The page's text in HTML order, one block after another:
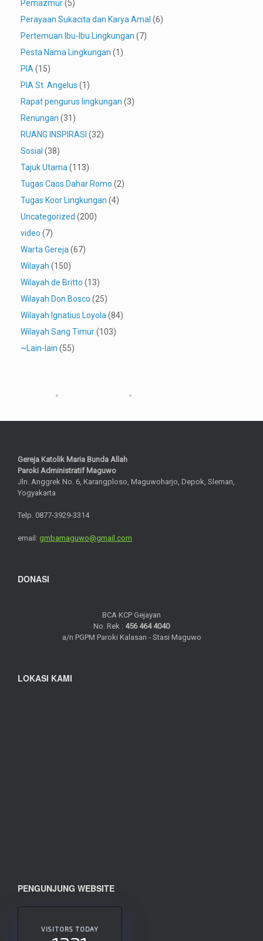
Pemazmur(5)
Perayaan Sukacita dan Karya Amal (6)
Pertemuan Ibu-Ibu Lingkungan (7)
Pesta Nama Lingkungan (1)
PIA (15)
PIA St. Angelus (1)
Rapat pengurus lingkungan (3)
Renungan (31)
RUANG INSPIRASI (32)
Sosial (38)
Tajuk Utama (113)
Tugas Caos Dahar Romo (2)
Tugas Koor Lingkungan (4)
Uncategorized (200)
video (7)
Warta Gereja (67)
Wilayah (150)
Wilayah de Britto (13)
Wilayah Don Bosco (25)
Wilayah Ignatius Loyola (84)
Wilayah Sang Timur(103)
~Lain-lain (55)
Gereja Katolik Maria Bunda Allah
Paroki Administratif Maguwo
Jln. Anggrek No. 6, Karangploso, Maguwoharjo, Depok, Sleman,
Yogyakarta
Telp. 0877-3929-3314
email: gmbamaguwo@gmail.com
DONASI
BCA KCP Gejayan
No. Rek : 456 464 4040
a/n PGPM Paroki Kalasan - Stasi Maguwo
LOKASI KAMI
PENGUNJUNG WEBSITE
VISITORS TODAY